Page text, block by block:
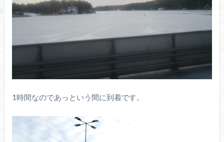
1時間なのであっという間に到着です。